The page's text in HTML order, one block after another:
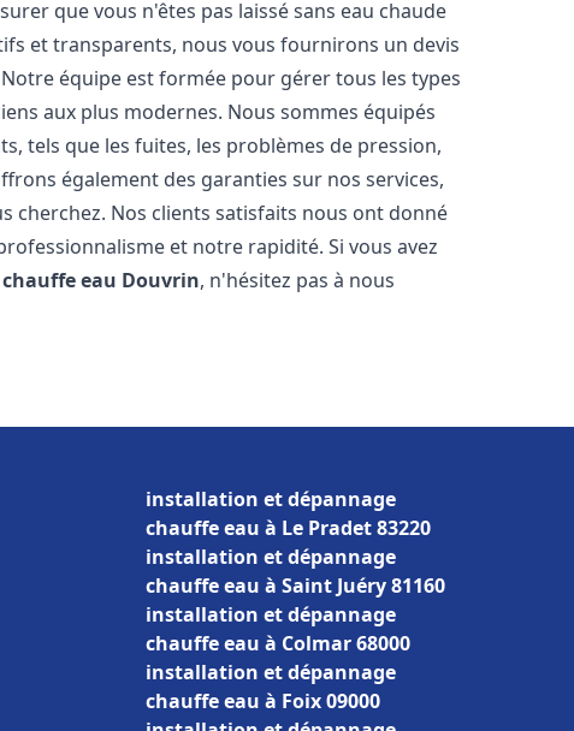
que vous n'êtes pas laissé sans eau chaude
et transparents, nous vous fournirons un devis
équipe est formée pour gérer tous les types
aux plus modernes. Nous sommes équipés
tels que les fuites, les problèmes de pression,
également des garanties sur nos services,
cherchez. Nos clients satisfaits nous ont donné
et notre rapidité. Si vous avez
eau Douvrin, n'hésitez pas à nous
installation et dépannage
chauffe eau à Le Pradet 83220
installation et dépannage
chauffe eau à Saint Juéry 81160
installation et dépannage
chauffe eau à Colmar 68000
installation et dépannage
chauffe eau à Foix 09000